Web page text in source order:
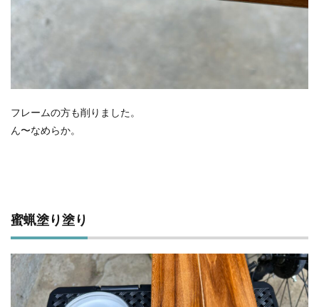
フレームの方も削りました。
ん〜なめらか。
蜜蝋塗り塗り